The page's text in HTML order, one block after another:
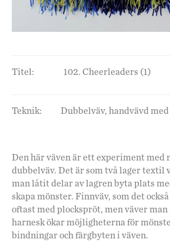
Titel: 102. Cheerleaders (1)
Teknik: Dubbelväv, handvävd
Den här väven är ett experiment med
dubbelväv. Det är som två lager textil
man låtit delar av lagren byta plats
skapa mönster. Finnväv, som det
oftast med plockspröt, men väver
harnesk ökar möjligheterna för
bindningar och färgbyten i väven.